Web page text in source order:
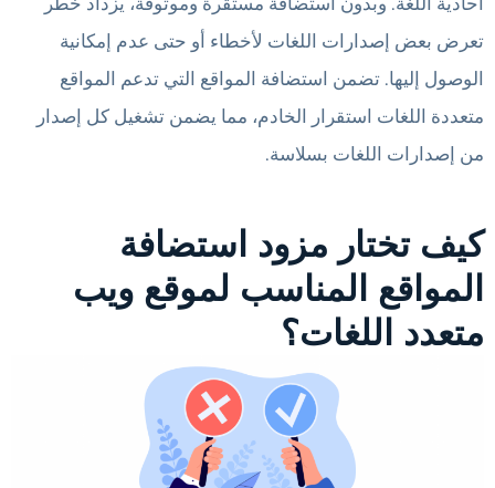
تعرض بعض إصدارات اللغات لأخطاء أو حتى عدم إمكانية
الوصول إليها. تضمن استضافة المواقع التي تدعم المواقع
متعددة اللغات استقرار الخادم، مما يضمن تشغيل كل إصدار
من إصدارات اللغات بسلاسة.
كيف تختار مزود استضافة
المواقع المناسب لموقع ويب
متعدد اللغات؟